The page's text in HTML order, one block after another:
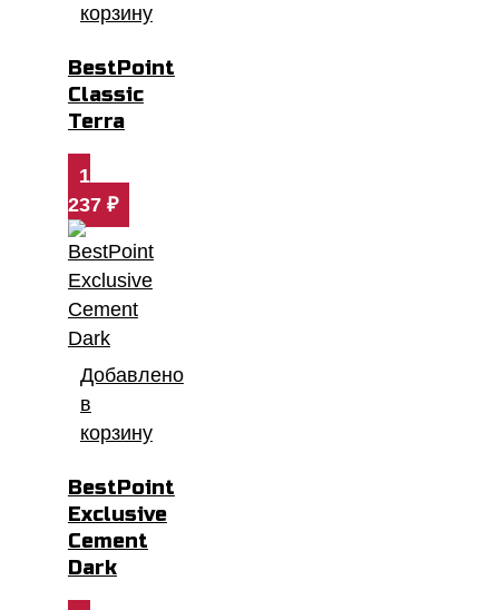
корзину
BestPoint
Classic
Terra
1
237 ₽
Добавлено
в
корзину
BestPoint
Exclusive
Cement
Dark